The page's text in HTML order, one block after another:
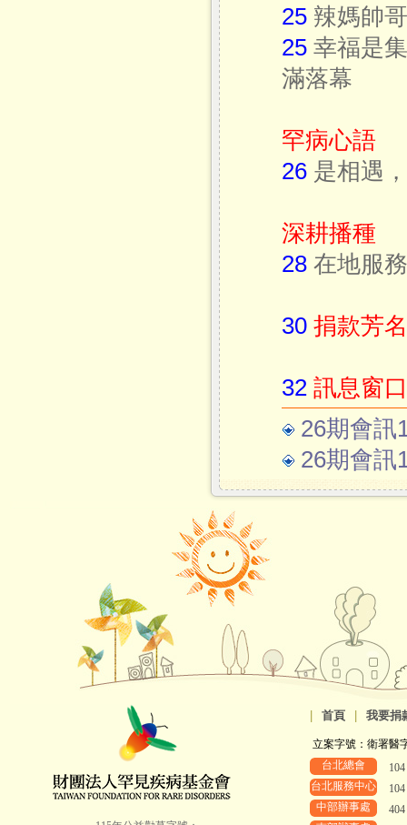
25 辣媽帥
25 幸福是
滿落幕
罕病心語
26 是相遇
深耕播種
28 在地服
30 捐款芳
32 訊息窗口
26期會訊
26期會訊
首頁 我要捐
立案字號：衛署醫
台北總會
台北服務中心
中部辦事處